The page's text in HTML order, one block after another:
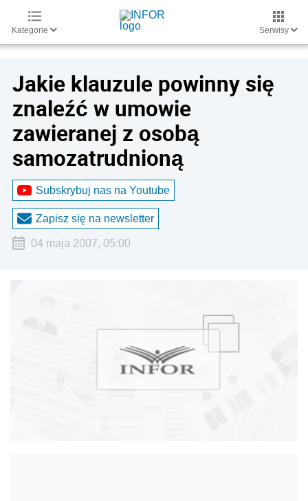
Kategorie Serwisy
Jakie klauzule powinny się
znaleźć w umowie
zawieranej z osobą
samozatrudnioną
Subskrybuj nas na Youtube
Zapisz się na newsletter
04 maja 2007, 05:00